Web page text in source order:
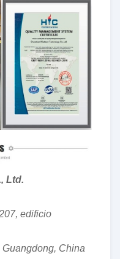
Ltd.
edificio
China